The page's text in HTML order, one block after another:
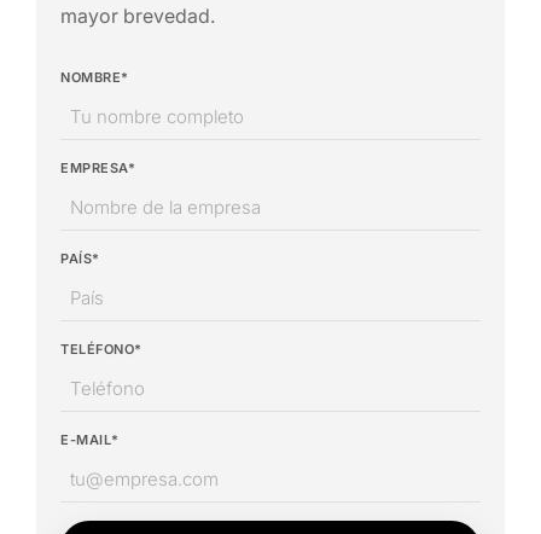
mayor brevedad.
NOMBRE*
EMPRESA*
PAÍS*
TELÉFONO*
E-MAIL*